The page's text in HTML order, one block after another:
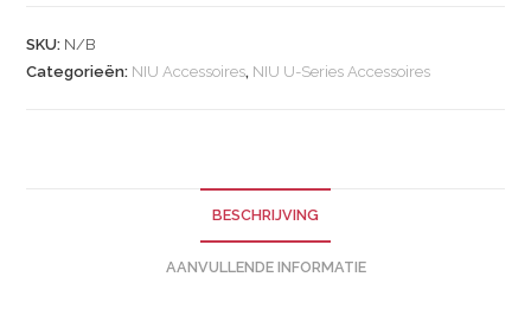
SKU: N/B
Categorieën: NIU Accessoires, NIU U-Series Accessoires
BESCHRIJVING
AANVULLENDE INFORMATIE